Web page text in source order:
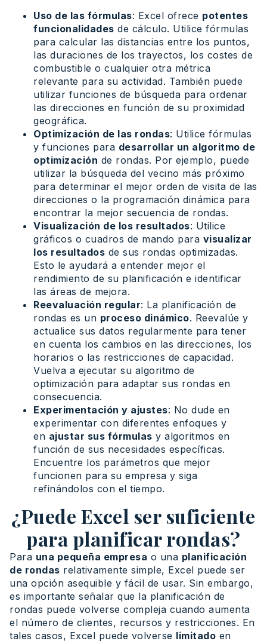
Uso de las fórmulas: Excel ofrece potentes
funcionalidades de cálculo. Utilice fórmulas
para calcular las distancias entre los puntos,
las duraciones de los trayectos, los costes de
combustible o cualquier otra métrica
relevante para su actividad. También puede
utilizar funciones de búsqueda para ordenar
las direcciones en función de su proximidad
geográfica.
Optimización de las rondas: Utilice fórmulas
y funciones para desarrollar un algoritmo de
optimización de rondas. Por ejemplo, puede
utilizar la búsqueda del vecino más próximo
para determinar el mejor orden de visita de las
direcciones o la programación dinámica para
encontrar la mejor secuencia de rondas.
Visualización de los resultados: Utilice
gráficos o cuadros de mando para visualizar
los resultados de sus rondas optimizadas.
Esto le ayudará a entender mejor el
rendimiento de su planificación e identificar
las áreas de mejora.
Reevaluación regular: La planificación de
rondas es un proceso dinámico. Reevalúe y
actualice sus datos regularmente para tener
en cuenta los cambios en las direcciones, los
horarios o las restricciones de capacidad.
Vuelva a ejecutar su algoritmo de
optimización para adaptar sus rondas en
consecuencia.
Experimentación y ajustes: No dude en
experimentar con diferentes enfoques y
en ajustar sus fórmulas y algoritmos en
función de sus necesidades específicas.
Encuentre los parámetros que mejor
funcionen para su empresa y siga
refinándolos con el tiempo.
¿Puede Excel ser suficiente
para planificar rondas?
Para una pequeña empresa o una planificación
de rondas relativamente simple, Excel puede ser
una opción asequible y fácil de usar. Sin embargo,
es importante señalar que la planificación de
rondas puede volverse compleja cuando aumenta
el número de clientes, recursos y restricciones. En
tales casos, Excel puede volverse limitado en